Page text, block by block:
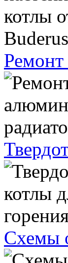
Ремонт
Схемы